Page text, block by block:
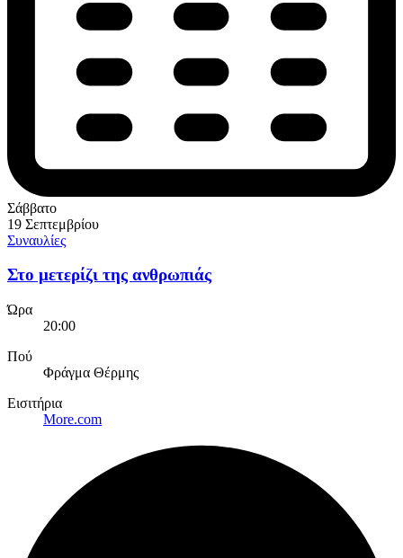
Σάββατο
19 Σεπτεμβρίου
Συναυλίες
Στο μετερίζι της ανθρωπιάς
Ώρα
20:00
Πού
Φράγμα Θέρμης
Εισιτήρια
More.com